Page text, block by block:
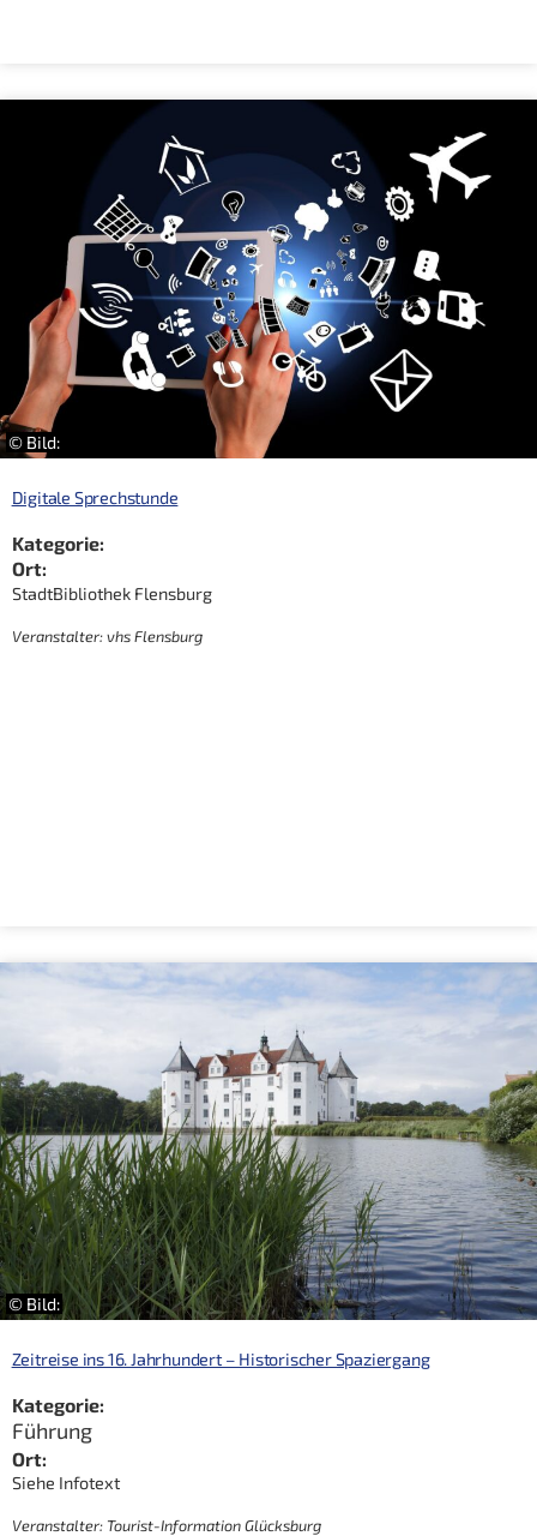
© Bild:
Digitale Sprechstunde
Kategorie:
Ort:
StadtBibliothek Flensburg
Veranstalter: vhs Flensburg
© Bild:
Zeitreise ins 16. Jahrhundert – Historischer Spaziergang
Kategorie:
Führung
Ort:
Siehe Infotext
Veranstalter: Tourist-Information Glücksburg